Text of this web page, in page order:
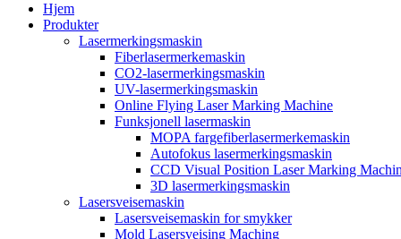
Hjem
Produkter
Lasermerkingsmaskin
Fiberlasermerkemaskin
CO2-lasermerkingsmaskin
UV-lasermerkingsmaskin
Online Flying Laser Marking Machine
Funksjonell lasermaskin
MOPA fargefiberlasermerkemaskin
Autofokus lasermerkingsmaskin
CCD Visual Position Laser Marking
3D lasermerkingsmaskin
Lasersveisemaskin
Lasersveisemaskin for smykker
Mold Lasersveising Maching